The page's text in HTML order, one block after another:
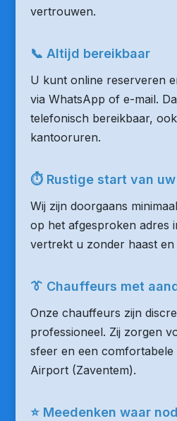
vertrouwen.
📞 Altijd bereikbaar
U kunt online reserveren
via WhatsApp of e-mail.
telefonisch bereikbaar,
kantooruren.
⏱ Rustige start van
Wij zijn doorgaans
op het afgesproken adres
vertrekt u zonder haast en
👔 Chauffeurs met
Onze chauffeurs zijn
professioneel. Zij zorgen
sfeer en een
Airport (Zaventem).
⭐ Meedenken waar